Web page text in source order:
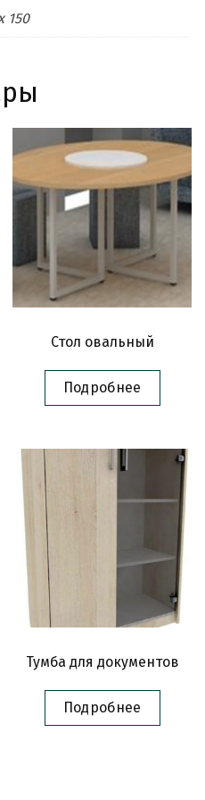
150
Стол овальный
Подробнее
Тумба для документов
Подробнее